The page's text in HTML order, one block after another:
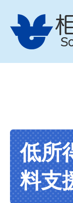
低所
料支